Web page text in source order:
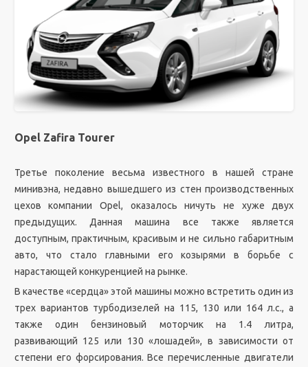
Opel Zafira Tourer
Третье поколение весьма известного в нашей стране
минивэна, недавно вышедшего из стен производственных
цехов компании Opel, оказалось ничуть не хуже двух
предыдущих. Данная машина все также является
доступным, практичным, красивым и не сильно габаритным
авто, что стало главными его козырями в борьбе с
нарастающей конкуренцией на рынке.
В качестве «сердца» этой машины можно встретить один из
трех вариантов турбодизелей на 115, 130 или 164 л.с., а
также один бензиновый моторчик на 1.4 литра,
развивающий 125 или 130 «лошадей», в зависимости от
степени его форсирования. Все перечисленные двигатели